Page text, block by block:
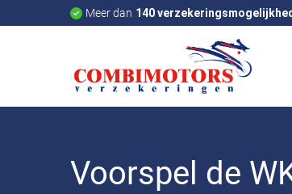
Meer dan 140
Voorspel de